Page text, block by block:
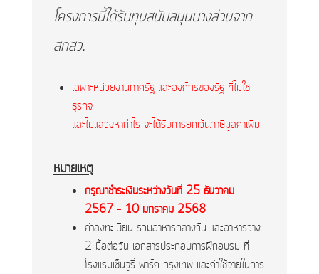
โครงการนี้ได้รับทุนสนับสนุนบางส่วนจาก
สกสว.
เฉพาะหน่วยงานภาครัฐ และองค์กรของรัฐ ที่ไม่ใช่
ธุรกิจ
และไม่แสวงหากำไร จะได้รับการยกเว้นภาษีมูลค่าเพิ่ม
หมายเหตุ
กรุณาชำระเงินระหว่างวันที่ 25 ธันวาคม
2567 – 10 มกราคม 2568
ค่าลงทะเบียน รวมอาหารกลางวัน และอาหารว่าง
2 มื้อต่อวัน เอกสารประกอบการฝึกอบรม ที่
โรงแรมเซ็นจูรี่ พาร์ค กรุงเทพ และค่าใช้จ่ายในการ